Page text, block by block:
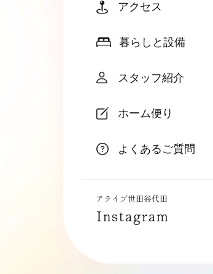
アクセス
暮らしと設備
スタッフ紹介
ホーム便り
よくあるご質問
アライブ世田谷代田
Instagram